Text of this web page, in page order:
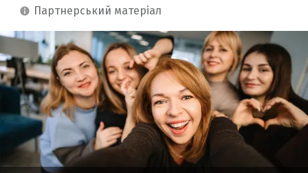
партнерський матеріал